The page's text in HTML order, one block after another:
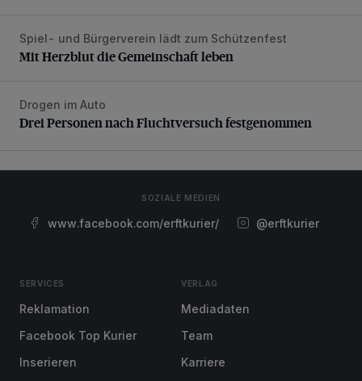
Mit Herzblut die Gemeinschaft leben
Spiel- und Bürgerverein lädt zum Schützenfest
Mit Herzblut die Gemeinschaft leben
Drei Personen nach Fluchtversuch festgenommen
Drogen im Auto
Drei Personen nach Fluchtversuch festgenommen
SOZIALE MEDIEN
www.facebook.com/erftkurier/ @erftkurier
SERVICES
Reklamation
Facebook Top Kurier
Inserieren
VERLAG
Mediadaten
Team
Karriere